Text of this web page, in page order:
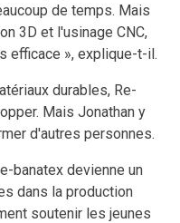
de temps. Mais
3D et l'usinage CNC,
efficace », explique-t-il.
durables, Re-
Mais Jonathan y
d'autres personnes.
banatex devienne un
dans la production
soutenir les jeunes